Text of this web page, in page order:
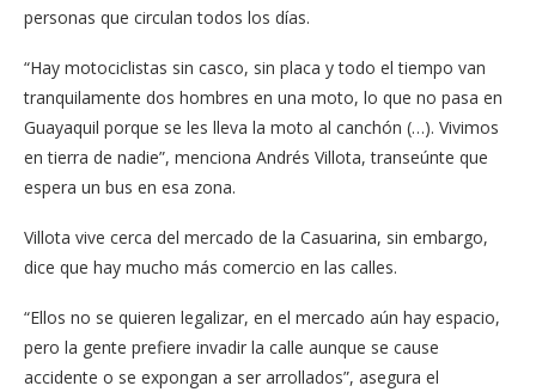
personas que circulan todos los días.
“Hay motociclistas sin casco, sin placa y todo el tiempo van
tranquilamente dos hombres en una moto, lo que no pasa en
Guayaquil porque se les lleva la moto al canchón (…). Vivimos
en tierra de nadie”, menciona Andrés Villota, transeúnte que
espera un bus en esa zona.
Villota vive cerca del mercado de la Casuarina, sin embargo,
dice que hay mucho más comercio en las calles.
“Ellos no se quieren legalizar, en el mercado aún hay espacio,
pero la gente prefiere invadir la calle aunque se cause
accidente o se expongan a ser arrollados”, asegura el